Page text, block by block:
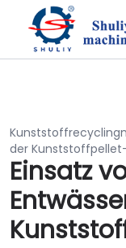
der
Einsatz